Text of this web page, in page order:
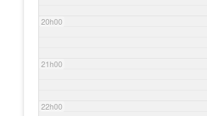
20h00
21h00
22h00